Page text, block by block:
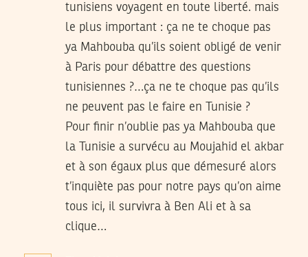
tunisiens voyagent en toute liberté. mais
le plus important : ça ne te choque pas
ya Mahbouba qu’ils soient obligé de venir
à Paris pour débattre des questions
tunisiennes ?…ça ne te choque pas qu’ils
ne peuvent pas le faire en Tunisie ?
Pour finir n’oublie pas ya Mahbouba que
la Tunisie a survécu au Moujahid el akbar
et à son égaux plus que démesuré alors
t’inquiète pas pour notre pays qu’on aime
tous ici, il survivra à Ben Ali et à sa
clique…